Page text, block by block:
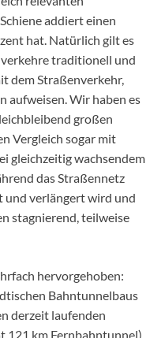
addiert einen
hat. Natürlich gilt es
traditionell und
dem Straßenverkehr,
aufweisen. Wir haben es
großen
Vergleich sogar mit
gleichzeitig wachsendem
das Straßennetz
und verlängert wird und
stagnierend, teilweise
hervorgehoben:
Bahntunnelbaus
derzeit laufenden
121 km Fernbahntunnel)